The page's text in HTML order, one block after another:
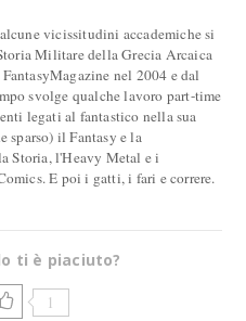
vicissitudini accademiche si
Militare della Grecia Arcaica
nel 2004 e dal
svolge qualche lavoro part-time
legati al fantastico nella sua
sparso) il Fantasy e la
Storia, l'Heavy Metal e i
E poi i gatti, i fari e correre.
ti è piaciuto?
1